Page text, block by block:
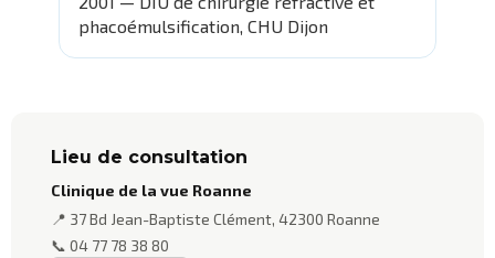
phacoémulsification, CHU Dijon
Lieu de consultation
Clinique de la vue Roanne
📍 37 Bd Jean-Baptiste Clément, 42300 Roanne
📞 04 77 78 38 80